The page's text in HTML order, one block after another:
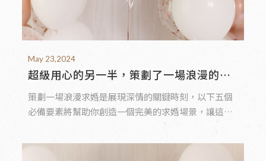
May 23,2024
超級用心的另一半，策劃了一場浪漫的求
婚儀式
策劃一場浪漫求婚是展現深情的關鍵時刻，以下五個
必備要素將幫助你創造一個完美的求婚場景，讓這一
刻永生難忘，搭配夢幻的編織小愛心讓現場氛圍感
UPUP